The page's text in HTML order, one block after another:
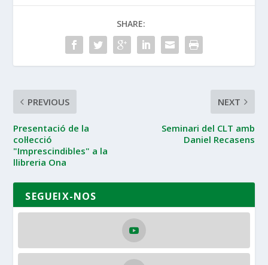
SHARE:
PREVIOUS
Presentació de la
col·lecció
"Imprescindibles" a la
llibreria Ona
NEXT
Seminari del CLT amb
Daniel Recasens
SEGUEIX-NOS